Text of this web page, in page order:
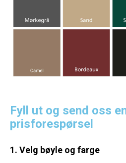
Fyll ut og send oss
prisforespørsel
1. Velg bøyle og farge